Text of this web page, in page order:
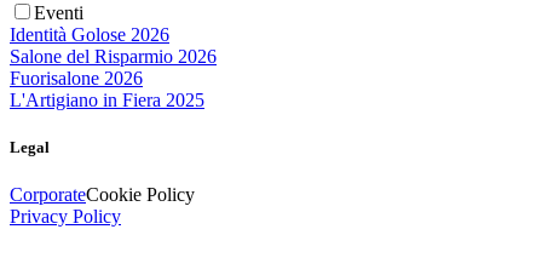
Eventi
Identità Golose 2026
Salone del Risparmio 2026
Fuorisalone 2026
L'Artigiano in Fiera 2025
Legal
CorporateCookie Policy
Privacy Policy